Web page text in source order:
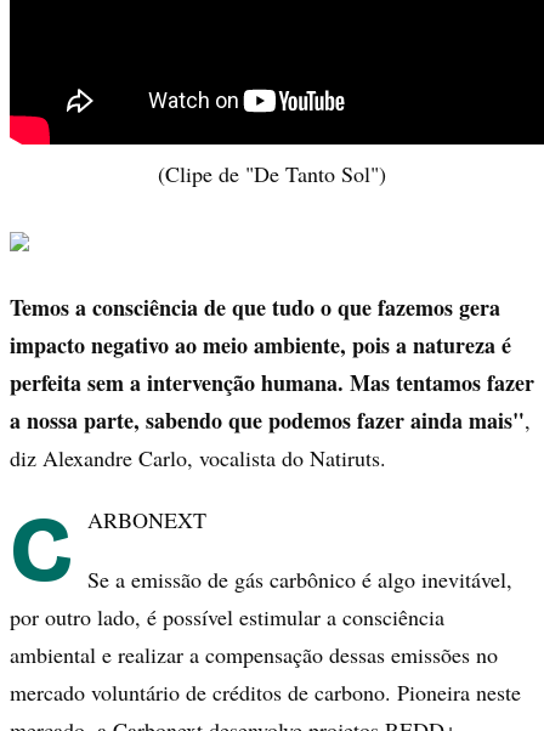
(Clipe de "De Tanto Sol")
Temos a consciência de que tudo o que fazemos gera
impacto negativo ao meio ambiente, pois a natureza é
perfeita sem a intervenção humana. Mas tentamos fazer
a nossa parte, sabendo que podemos fazer ainda mais",
diz Alexandre Carlo, vocalista do Natiruts.
C ARBONEXT
Se a emissão de gás carbônico é algo inevitável,
por outro lado, é possível estimular a consciência
ambiental e realizar a compensação dessas emissões no
mercado voluntário de créditos de carbono. Pioneira neste